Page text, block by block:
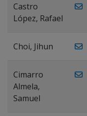
Castro
López, Rafael
Choi, Jihun
Cimarro
Almela,
Samuel